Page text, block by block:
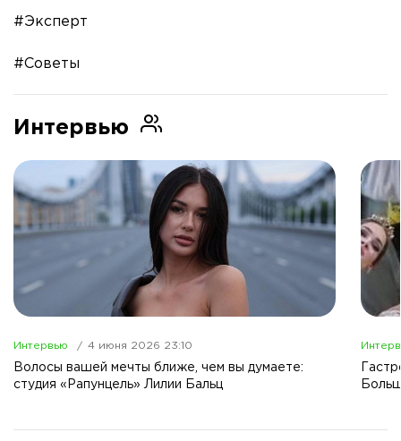
#Эксперт
#Советы
Интервью
Интервью 4 июня 2026 23:10
Волосы вашей мечты ближе, чем вы думаете:
студия «Рапунцель» Лилии Бальц